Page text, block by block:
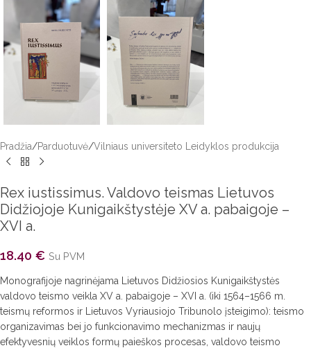
Pradžia/Parduotuvė/Vilniaus universiteto Leidyklos produkcija
Rex iustissimus. Valdovo teismas Lietuvos
Didžiojoje Kunigaikštystėje XV a. pabaigoje –
XVI a.
18.40 € Su PVM
Monografijoje nagrinėjama Lietuvos Didžiosios Kunigaikštystės
valdovo teismo veikla XV a. pabaigoje – XVI a. (iki 1564–1566 m.
teismų reformos ir Lietuvos Vyriausiojo Tribunolo įsteigimo): teismo
organizavimas bei jo funkcionavimo mechanizmas ir naujų
efektyvesnių veiklos formų paieškos procesas, valdovo teismo